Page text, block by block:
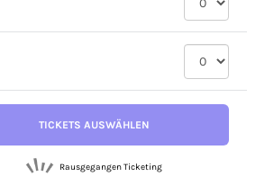
TICKETS AUSWÄHLEN
Rausgegangen Ticketing